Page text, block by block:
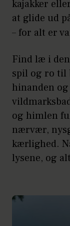
kajakker
at glide ud
– for alt er
Find læ i
spil og ro til
hinanden
og himlen
nærvær,
kærlighed.
lysene, og